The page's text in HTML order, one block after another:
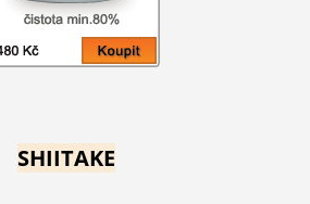
SHIITAKE